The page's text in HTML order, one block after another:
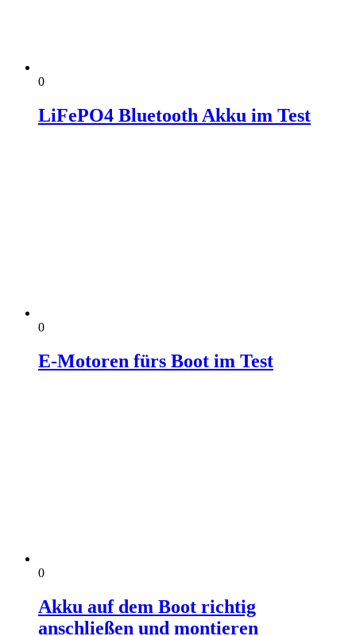
0
LiFePO4 Bluetooth Akku im Test
0
E‑Motoren fürs Boot im Test
0
Akku auf dem Boot richtig
anschließen und montieren